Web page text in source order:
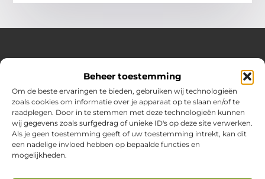
Beheer toestemming
Om de beste ervaringen te bieden, gebruiken wij technologieën
zoals cookies om informatie over je apparaat op te slaan en/of te
raadplegen. Door in te stemmen met deze technologieën kunnen
wij gegevens zoals surfgedrag of unieke ID's op deze site verwerken.
Als je geen toestemming geeft of uw toestemming intrekt, kan dit
een nadelige invloed hebben op bepaalde functies en
mogelijkheden.
Over Huizenplan
Jouw gids voor wooninspiratie en praktische tips
Ontdek een uitgebreide verzameling blogs en artikelen
boordevol handige adviezen en verrassende inzichten om
jouw woondromen te realiseren. Van interieurideeën tot
slimme bespaartips – haal het beste uit jouw huis en
leefomgeving!